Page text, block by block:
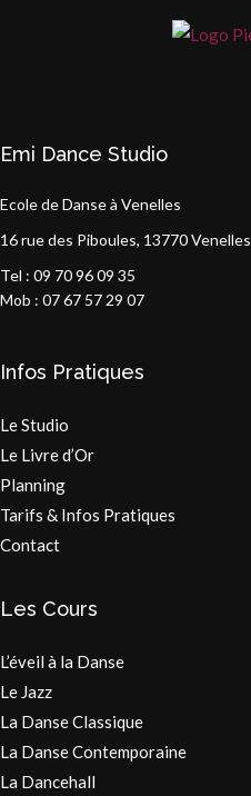
Emi Dance Studio
Ecole de Danse à Venelles
16 rue des Piboules, 13770 Venelles
Tel : 09 70 96 09 35
Mob : 07 67 57 29 07
Infos Pratiques
Le Studio
Le Livre d’Or
Planning
Tarifs & Infos Pratiques
Contact
Les Cours
L’éveil à la Danse
Le Jazz
La Danse Classique
La Danse Contemporaine
La Dancehall